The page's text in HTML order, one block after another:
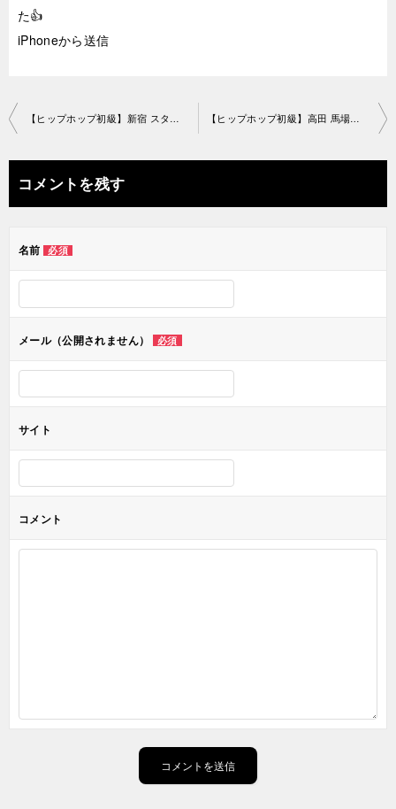
た👍
iPhoneから送信
投
ナ
ビ
ー
ン
【ヒップホップ初級】新宿 スタジオ2018-12-16-no0019-1138 【ヒップホップ初級】高田 馬場教室2018-12-17-no0019-1191
コメントを残す
名前 必須
メール（公開されません） 必須
サイト
コメント